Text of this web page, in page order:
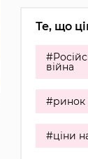
Те, що
війна
#ринок
#ціни